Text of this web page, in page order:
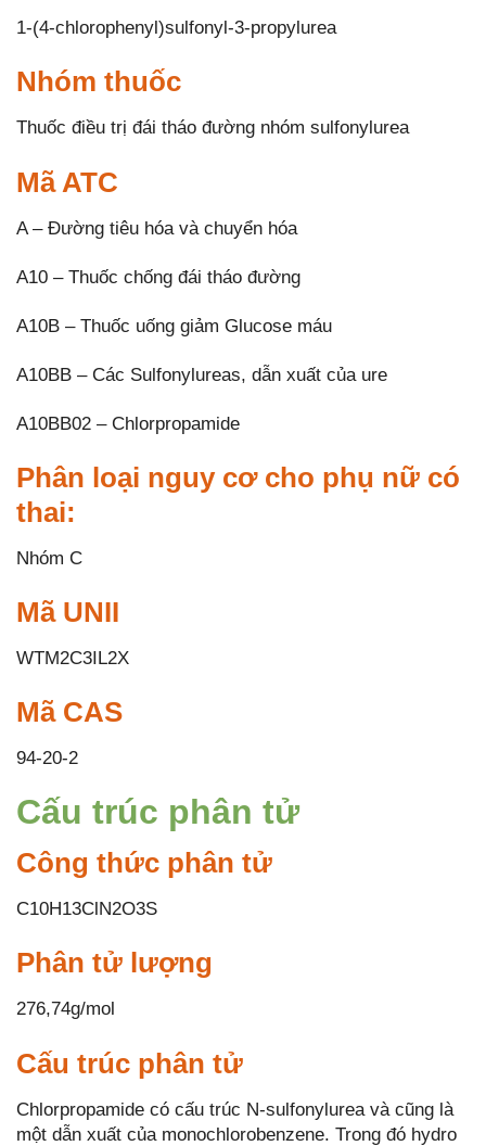
1-(4-chlorophenyl)sulfonyl-3-propylurea
Nhóm thuốc
Thuốc điều trị đái tháo đường nhóm sulfonylurea
Mã ATC
A – Đường tiêu hóa và chuyển hóa
A10 – Thuốc chống đái tháo đường
A10B – Thuốc uống giảm Glucose máu
A10BB – Các Sulfonylureas, dẫn xuất của ure
A10BB02 – Chlorpropamide
Phân loại nguy cơ cho phụ nữ có
thai:
Nhóm C
Mã UNII
WTM2C3IL2X
Mã CAS
94-20-2
Cấu trúc phân tử
Công thức phân tử
C10H13ClN2O3S
Phân tử lượng
276,74g/mol
Cấu trúc phân tử
Chlorpropamide có cấu trúc N-sulfonylurea và cũng là
một dẫn xuất của monochlorobenzene. Trong đó hydro